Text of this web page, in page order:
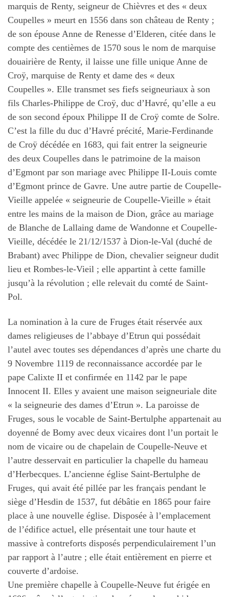
marquis de Renty, seigneur de Chièvres et des « deux
Coupelles » meurt en 1556 dans son château de Renty ;
de son épouse Anne de Renesse d’Elderen, citée dans le
compte des centièmes de 1570 sous le nom de marquise
douairière de Renty, il laisse une fille unique Anne de
Croÿ, marquise de Renty et dame des « deux
Coupelles ». Elle transmet ses fiefs seigneuriaux à son
fils Charles-Philippe de Croÿ, duc d’Havré, qu’elle a eu
de son second époux Philippe II de Croÿ comte de Solre.
C’est la fille du duc d’Havré précité, Marie-Ferdinande
de Croÿ décédée en 1683, qui fait entrer la seigneurie
des deux Coupelles dans le patrimoine de la maison
d’Egmont par son mariage avec Philippe II-Louis comte
d’Egmont prince de Gavre. Une autre partie de Coupelle-
Vieille appelée « seigneurie de Coupelle-Vieille » était
entre les mains de la maison de Dion, grâce au mariage
de Blanche de Lallaing dame de Wandonne et Coupelle-
Vieille, décédée le 21/12/1537 à Dion-le-Val (duché de
Brabant) avec Philippe de Dion, chevalier seigneur dudit
lieu et Rombes-le-Vieil ; elle appartint à cette famille
jusqu’à la révolution ; elle relevait du comté de Saint-
Pol.
La nomination à la cure de Fruges était réservée aux
dames religieuses de l’abbaye d’Etrun qui possédait
l’autel avec toutes ses dépendances d’après une charte du
9 Novembre 1119 de reconnaissance accordée par le
pape Calixte II et confirmée en 1142 par le pape
Innocent II. Elles y avaient une maison seigneuriale dite
« la seigneurie des dames d’Etrun ». La paroisse de
Fruges, sous le vocable de Saint-Bertulphe appartenait au
doyenné de Bomy avec deux vicaires dont l’un portait le
nom de vicaire ou de chapelain de Coupelle-Neuve et
l’autre desservait en particulier la chapelle du hameau
d’Herbecques. L’ancienne église Saint-Bertulphe de
Fruges, qui avait été pillée par les français pendant le
siège d’Hesdin de 1537, fut débâtie en 1865 pour faire
place à une nouvelle église. Disposée à l’emplacement
de l’édifice actuel, elle présentait une tour haute et
massive à contreforts disposés perpendiculairement l’un
par rapport à l’autre ; elle était entièrement en pierre et
couverte d’ardoise.
Une première chapelle à Coupelle-Neuve fut érigée en